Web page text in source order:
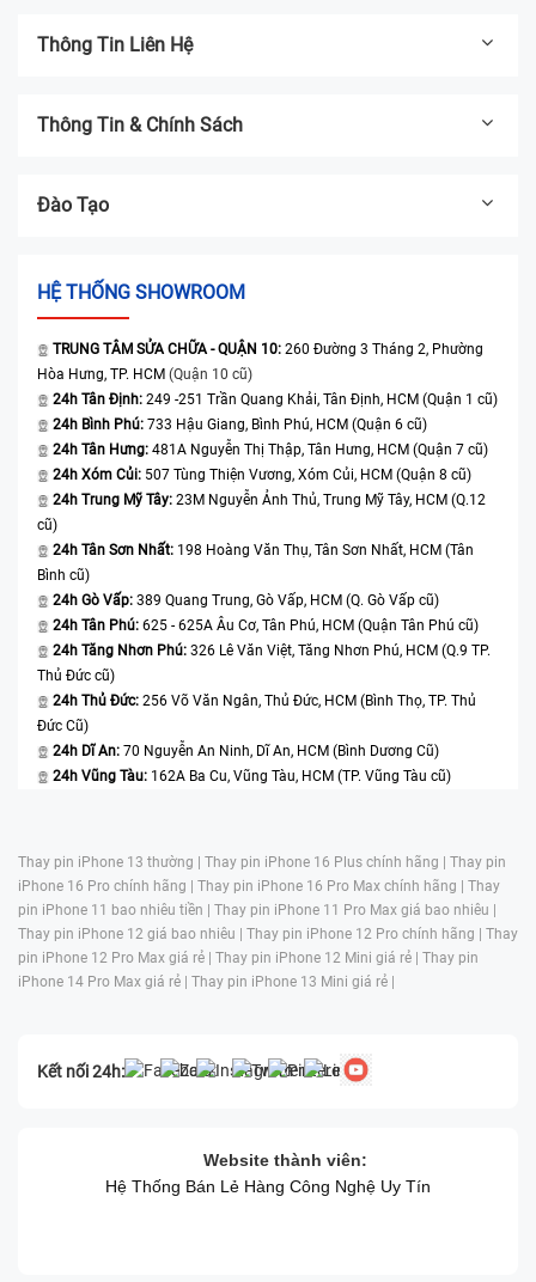
Thông Tin Liên Hệ
Thông Tin & Chính Sách
Đào Tạo
HỆ THỐNG SHOWROOM
TRUNG TÂM SỬA CHỮA - QUẬN 10: 260 Đường 3 Tháng 2, Phường
Hòa Hưng, TP. HCM (Quận 10 cũ)
24h Tân Định: 249 -251 Trần Quang Khải, Tân Định, HCM (Quận 1 cũ)
24h Bình Phú: 733 Hậu Giang, Bình Phú, HCM (Quận 6 cũ)
24h Tân Hưng: 481A Nguyễn Thị Thập, Tân Hưng, HCM (Quận 7 cũ)
24h Xóm Củi: 507 Tùng Thiện Vương, Xóm Củi, HCM (Quận 8 cũ)
24h Trung Mỹ Tây: 23M Nguyễn Ảnh Thủ, Trung Mỹ Tây, HCM (Q.12
cũ)
24h Tân Sơn Nhất: 198 Hoàng Văn Thụ, Tân Sơn Nhất, HCM (Tân
Bình cũ)
24h Gò Vấp: 389 Quang Trung, Gò Vấp, HCM (Q. Gò Vấp cũ)
24h Tân Phú: 625 - 625A Âu Cơ, Tân Phú, HCM (Quận Tân Phú cũ)
24h Tăng Nhơn Phú: 326 Lê Văn Việt, Tăng Nhơn Phú, HCM (Q.9 TP.
Thủ Đức cũ)
24h Thủ Đức: 256 Võ Văn Ngân, Thủ Đức, HCM (Bình Thọ, TP. Thủ
Đức Cũ)
24h Dĩ An: 70 Nguyễn An Ninh, Dĩ An, HCM (Bình Dương Cũ)
24h Vũng Tàu: 162A Ba Cu, Vũng Tàu, HCM (TP. Vũng Tàu cũ)
Thay pin iPhone 13 thường | Thay pin iPhone 16 Plus chính hãng | Thay pin
iPhone 16 Pro chính hãng | Thay pin iPhone 16 Pro Max chính hãng | Thay
pin iPhone 11 bao nhiêu tiền | Thay pin iPhone 11 Pro Max giá bao nhiêu |
Thay pin iPhone 12 giá bao nhiêu | Thay pin iPhone 12 Pro chính hãng | Thay
pin iPhone 12 Pro Max giá rẻ | Thay pin iPhone 12 Mini giá rẻ | Thay pin
iPhone 14 Pro Max giá rẻ | Thay pin iPhone 13 Mini giá rẻ |
Kết nối 24h:
Website thành viên:
Hệ Thống Bán Lẻ Hàng Công Nghệ Uy Tín